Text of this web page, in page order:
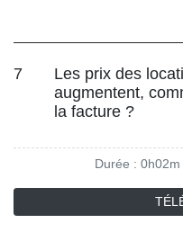
7
Les prix des
augmentent,
la facture ?
Durée : 0h02m